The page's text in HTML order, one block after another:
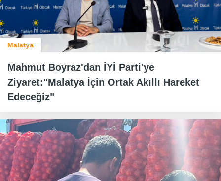
Malatya
Mahmut Boyraz'dan İYİ Parti'ye
Ziyaret:"Malatya İçin Ortak Akıllı Hareket
Edeceğiz"